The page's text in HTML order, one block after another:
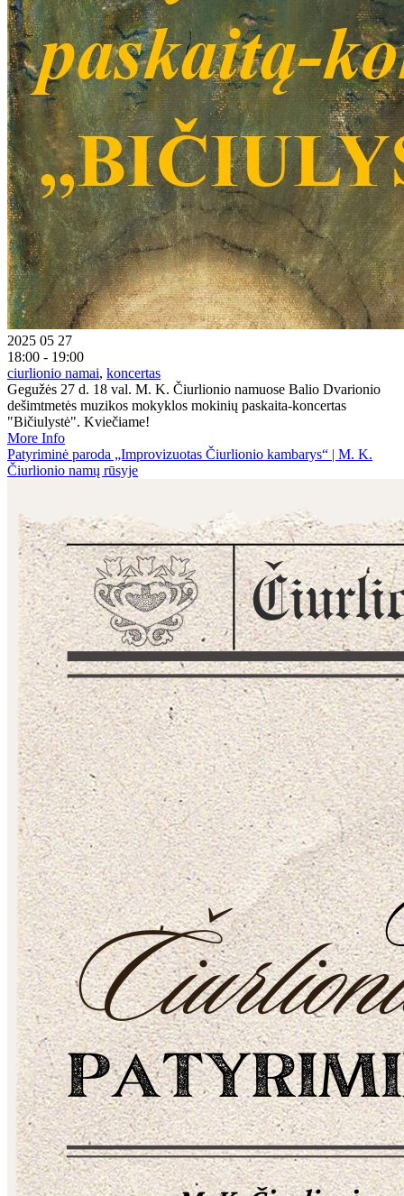
2025 05 27
18:00 - 19:00
ciurlionio namai, koncertas
Gegužės 27 d. 18 val. M. K. Čiurlionio namuose Balio Dvarionio
dešimtmetės muzikos mokyklos mokinių paskaita-koncertas
"Bičiulystė". Kviečiame!
More Info
Patyriminė paroda „Improvizuotas Čiurlionio kambarys“ | M. K.
Čiurlionio namų rūsyje